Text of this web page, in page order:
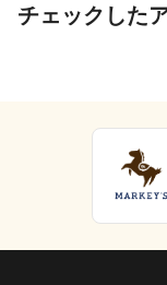
チェックした